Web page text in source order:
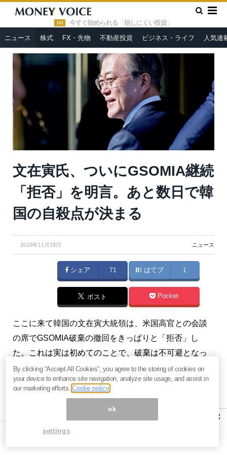
PR 今すぐ始められる「損しにくい投資」
ニュース 株式 FX・先物 不動産投資 ビジネス・ライフ 人気連
HOME » ニュース »
文在寅氏、ついにGSOMIA継続「拒否」を
明言。あと数日で韓国の自殺点が決まる
文在寅氏、ついにGSOMIA継続
「拒否」を明言。あと数日で韓
国の自殺点が決まる
2019年11月19日 ニュース
シェア 71 はてブ 1
ポスト Pocket
ここに来て韓国の文在寅大統領は、米国高官との会談
の席でGSOMIA破棄の撤回をきっぱりと「拒否」し
た。これは実は初めてのことで、破棄は不可避となっ
た。（『2011年 韓国経済危機の軌跡（週間 韓国経
済）』）
2011年 韓国経済危機の軌跡（週間 韓国
』2019年11月17日号の抜粋です。ご興味を持た
れた方はぜひこの機会にバックナンバー含め
て無料のお試し購読をどうぞ。
×
By clicking “Accept All Cookies”, you agree to the storing of cookies on
your device to enhance site navigation, analyze site usage, and assist in
our marketing efforts.Coolie policy
ok
settings